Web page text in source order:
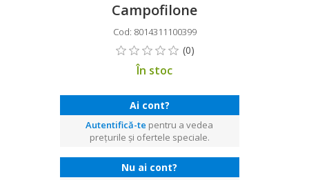
Campofilone
Cod: 8014311100399
În stoc
Ai cont?
Autentifică-te pentru a vedea
prețurile și ofertele speciale.
Nu ai cont?